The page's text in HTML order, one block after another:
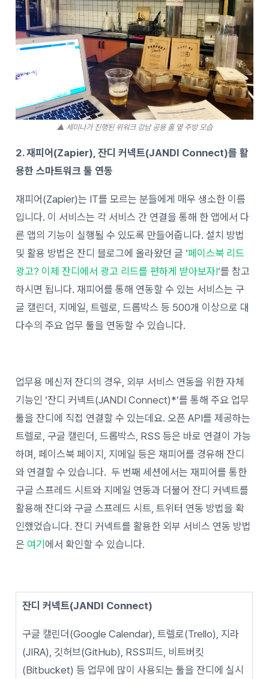
▲ 세미나가 진행된 위워크 강남 공용 홀 옆 주방 모습
2. 재피어(Zapier), 잔디 커넥트(JANDI Connect)를 활
용한 스마트워크 툴 연동
재피어(Zapier)는 IT를 모르는 분들에게 매우 생소한 이름
입니다. 이 서비스는 각 서비스 간 연결을 통해 한 앱에서 다
른 앱의 기능이 실행될 수 있도록 만들어줍니다. 설치 방법
및 활용 방법은 잔디 블로그에 올라왔던 글 ‘페이스북 리드
광고? 이제 잔디에서 광고 리드를 편하게 받아보자!‘를 참고
하시면 됩니다. 재피어를 통해 연동할 수 있는 서비스는 구
글 캘린더, 지메일, 트렐로, 드롭박스 등 500개 이상으로 대
다수의 주요 업무 툴을 연동할 수 있습니다.
업무용 메신저 잔디의 경우, 외부 서비스 연동을 위한 자체
기능인 ‘잔디 커넥트(JANDI Connect)*’를 통해 주요 업무
툴을 잔디에 직접 연결할 수 있는데요. 오픈 API를 제공하는
트렐로, 구글 캘린더, 드롭박스, RSS 등은 바로 연결이 가능
하며, 페이스북 페이지, 지메일 등은 재피어를 경유해 잔디
와 연결할 수 있습니다. 두 번째 세션에서는 재피어를 통한
구글 스프레드 시트와 지메일 연동과 더불어 잔디 커넥트를
활용해 잔디와 구글 스프레드 시트, 트위터 연동 방법을 확
인했었습니다. 잔디 커넥트를 활용한 외부 서비스 연동 방법
은 여기에서 확인할 수 있습니다.
잔디 커넥트(JANDI Connect)
구글 캘린더(Google Calendar), 트렐로(Trello), 지라
(JIRA), 깃허브(GitHub), RSS피드, 비트버킷
(Bitbucket) 등 업무에 많이 사용되는 툴을 잔디에 실시